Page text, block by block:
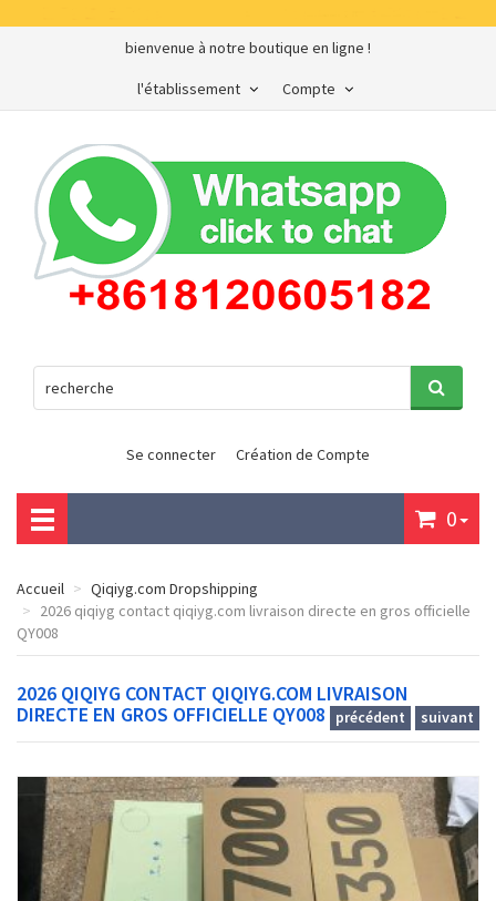
bienvenue à notre boutique en ligne !
Compte
l'établissement
Se connecter Création de Compte
0
Accueil
Qiqiyg.com Dropshipping
2026 qiqiyg contact qiqiyg.com livraison directe en gros officielle
QY008
2026 QIQIYG CONTACT QIQIYG.COM LIVRAISON
DIRECTE EN GROS OFFICIELLE QY008
précédent suivant